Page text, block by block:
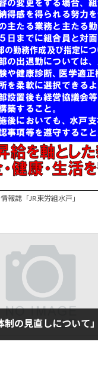
情報誌「JR東労組水戸」